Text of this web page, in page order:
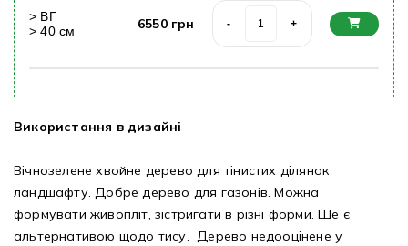
> ВГ
>40cм 6550 грн - +
Використання в дизайні
Вічнозелене хвойне дерево для тінистих ділянок
ландшафту. Добре дерево для газонів. Можна
формувати живопліт, зістригати в різні форми. Ще є
альтернативою щодо тису. Дерево недооцінене у